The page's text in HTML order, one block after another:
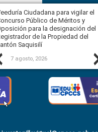
Previous
Ciudadana para vigilar el
Público de Méritos y
para la designación del
de la Propiedad del
Saquisilí
7 agosto, 2026